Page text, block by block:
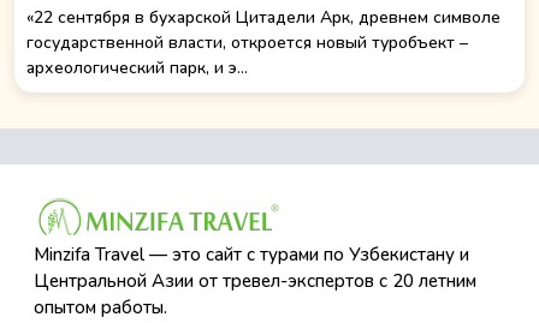
«22 сентября в бухарской Цитадели Арк, древнем символе
государственной власти, откроется новый туробъект –
археологический парк, и э...
Minzifa Travel — это сайт с турами по Узбекистану и
Центральной Азии от тревел-экспертов с 20 летним
опытом работы.